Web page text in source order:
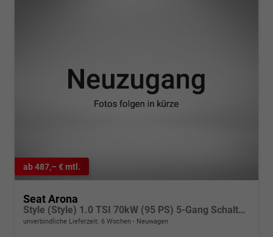
ab 487,– € mtl.
Seat Arona
Style (Style) 1.0 TSI 70kW (95 PS) 5-Gang Schaltgetriebe
unverbindliche Lieferzeit: 6 Wochen Neuwagen